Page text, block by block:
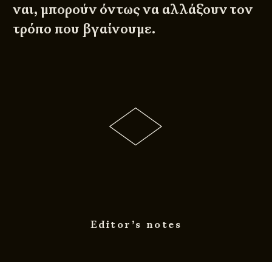
ναι, μπορούν όντως να αλλάξουν τον
τρόπο που βγαίνουμε.
Editor’s notes